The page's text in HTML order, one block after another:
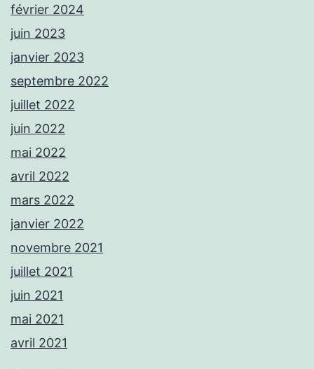
février 2024
juin 2023
janvier 2023
septembre 2022
juillet 2022
juin 2022
mai 2022
avril 2022
mars 2022
janvier 2022
novembre 2021
juillet 2021
juin 2021
mai 2021
avril 2021